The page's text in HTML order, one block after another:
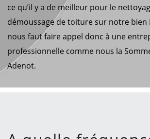
ce qu’il y a de meilleur pour le
démoussage de toiture sur notre bien
nous faut faire appel donc à une
professionnelle comme nous la
Adenot.